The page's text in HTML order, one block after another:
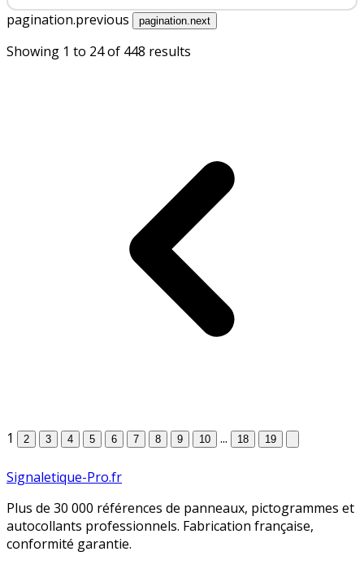
pagination.previous pagination.next
Showing 1 to 24of 448 results
1 2 3 4 5 6 7 8 9 10 ... 18 19
Signaletique-Pro.fr
Plus de 30 000 références de panneaux, pictogrammes et
autocollants professionnels. Fabrication française,
conformité garantie.